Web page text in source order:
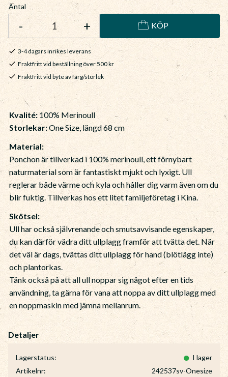
Antal
+
- KÖP
3-4 dagars inrikes leverans
Fraktfritt vid beställning över 500 kr
Fraktfritt vid byte av färg/storlek
Lagerstatus
I lager
Artikelnr
242537sv-Onesize
Kvalité:100% Merinoull
Storlekar:One Size, längd 68 cm
Material:
Ponchon är tillverkad i 100% merinoull, ett förnybart
naturmaterial som är fantastiskt mjukt och lyxigt. Ull
reglerar både värme och kyla och håller dig varm även om du
blir fuktig. Tillverkas hos ett litet familjeföretag i Kina.
Skötsel:
Ull har också självrenande och smutsavvisande egenskaper,
du kan därför vädra ditt ullplagg framför att tvätta det. När
det väl är dags, tvättas ditt ullplagg för hand (blötlägg inte)
och plantorkas.
Tänk också på att all ull noppar sig något efter en tids
användning, ta gärna för vana att noppa av ditt ullplagg med
en noppmaskin med jämna mellanrum.